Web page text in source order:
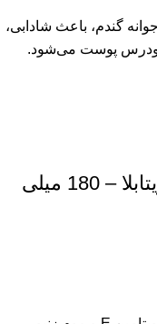
گندم، باعث شادابی،
پوست می‌شود.
کرم موم زنبور و جوانه گندم ویتابلا – 180 میلی